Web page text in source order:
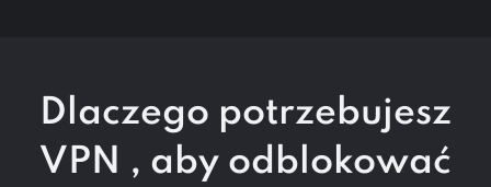
Dlaczego potrzebujesz
VPN , aby odblokować